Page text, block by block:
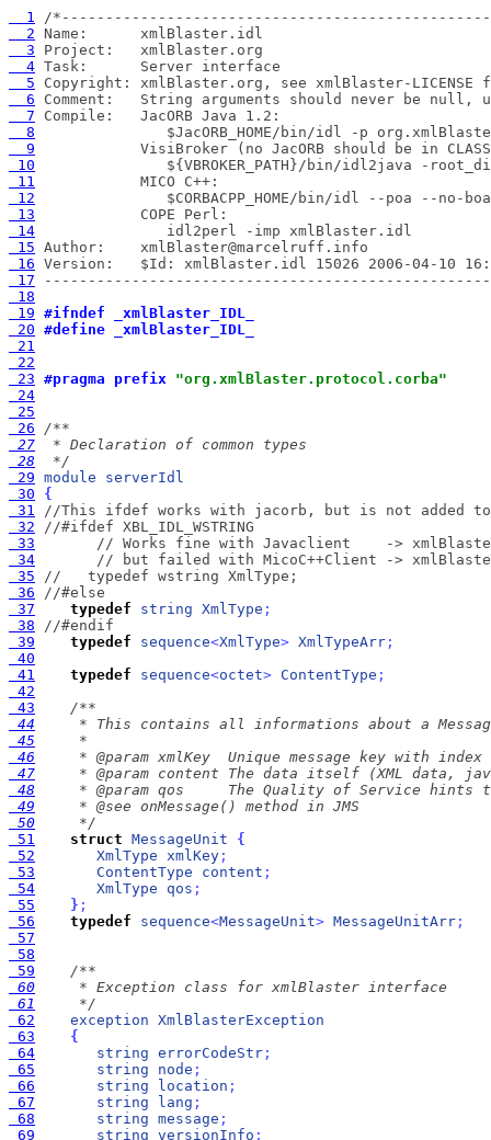
  1
  2
  3
  4
  5
  6
  7
  8
  9
10
11
12
13
14
15
16
17
18
19 #ifndef _xmlBlaster_IDL_
20 #define _xmlBlaster_IDL_
21
22
23 #pragma prefix "org.xmlBlaster.protocol.corba"
24
25
26
27
28
  */
29 module
serverIdl
30
{
31
//This ifdef works with jacorb, but is not added
32
//#ifdef XBL_IDL_WSTRING
33
// Works fine with Javaclient    ->
34
// but failed with MicoC++Client ->
35
//   typedef wstring XmlType;
36
//#else
37
typedef string XmlType ;
38
//#endif
39
typedef sequence<XmlType> XmlTypeArr ;
40
41
typedef sequence<octet> ContentType ;
42
43
44
45
46
47
48
49
50
     */
51
struct MessageUnit
{
52
XmlType xmlKey ;
53
ContentType content ;
54
XmlType qos ;
55
} ;
56
typedef sequence<MessageUnit> MessageUnitArr ;
57
58
59
60
61
     */
62
exception XmlBlasterException
63
{
64
string errorCodeStr ;
65
string node ;
66
string location ;
67
string lang ;
68
string message ;
69
string versionInfo ;